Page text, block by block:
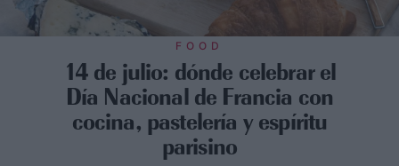
FOOD
14 de julio: dónde celebrar el
Día Nacional de Francia con
cocina, pastelería y espíritu
parisino